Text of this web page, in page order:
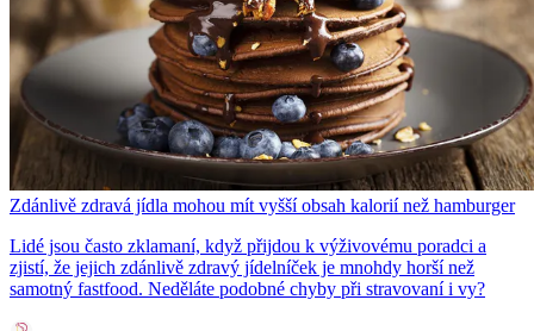
Zdánlivě zdravá jídla mohou mít vyšší obsah kalorií než hamburger
Lidé jsou často zklamaní, když přijdou k výživovému poradci a
zjistí, že jejich zdánlivě zdravý jídelníček je mnohdy horší než
samotný fastfood. Neděláte podobné chyby při stravovaní i vy?